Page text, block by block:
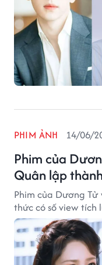
Phim của
Quân lập
PHIM ẢNH 14/06/
Phim của Dương
thức có số view tích